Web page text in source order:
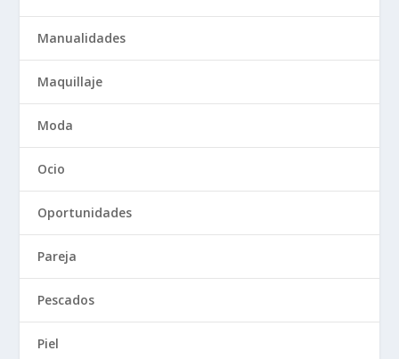
Manualidades
Maquillaje
Moda
Ocio
Oportunidades
Pareja
Pescados
Piel